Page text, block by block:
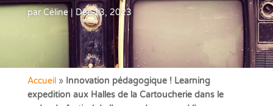
parCéline| Déc 13, 2023
Accueil» Innovation pédagogique ! Learning
expedition aux Halles de la Cartoucherie dans le